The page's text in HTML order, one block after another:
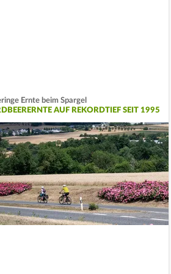
Ernte beim Spargel
AUF REKORDTIEF SEIT 1995